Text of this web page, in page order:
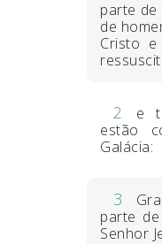
parte de
de
Cristo
2
e
estão
Galácia:
3
parte
Senhor